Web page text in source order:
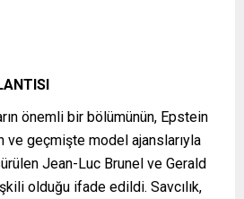
önemli bir bölümünün, Epstein
ve geçmişte model ajanslarıyla
Jean-Luc Brunel ve Gerald
olduğu ifade edildi. Savcılık,